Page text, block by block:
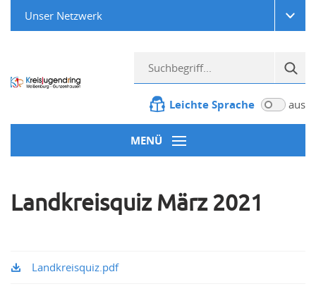
Unser Netzwerk
Leichte Sprache aus
MENÜ
Landkreisquiz März 2021
Landkreisquiz.pdf